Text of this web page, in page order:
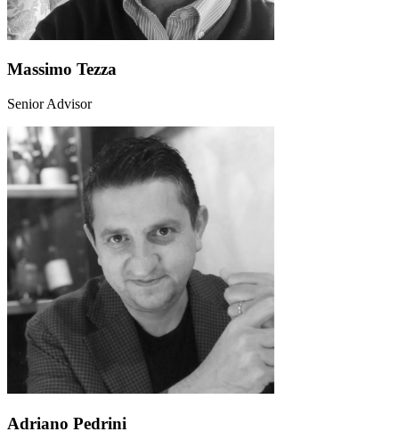
Massimo Tezza
Senior Advisor
Adriano Pedrini